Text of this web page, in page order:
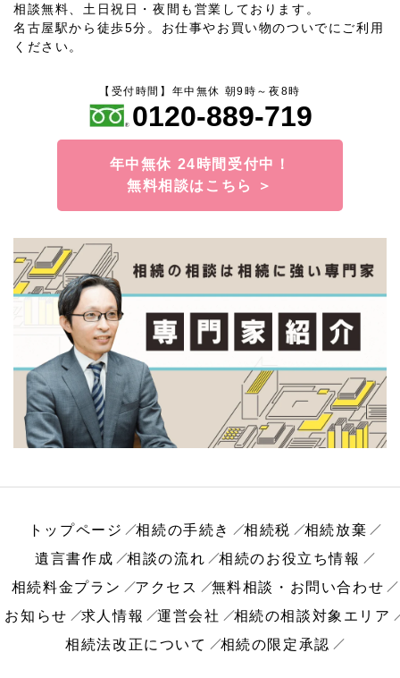
相談無料、土日祝日・夜間も営業しております。
名古屋駅から徒歩5分。お仕事やお買い物のついでにご利用
ください。
【受付時間】年中無休 朝9時～夜8時
0120-889-719
年中無休 24時間受付中！
無料相談はこちら ＞
トップページ 相続の手続き 相続税
相続放棄
遺言書作成
相談の流れ
相続のお役立ち情報
相続料金プラン
アクセス
無料相談・お問い合わせ
お知らせ
求人情報 運営会社
相続の相談対象エリア
相続法改正について
相続の限定承認